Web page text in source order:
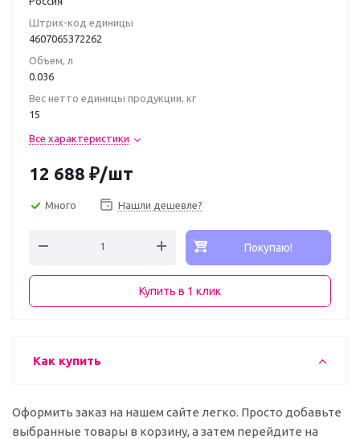
Штрих-код единицы
4607065372262
Объем, л
0.036
Вес нетто единицы продукции, кг
15
Все характеристики
12 688 ₽/шт
Много Нашли дешевле?
Покупаю!
Купить в 1 клик
Как купить
Оформить заказ на нашем сайте легко. Просто добавьте
выбранные товары в корзину, а затем перейдите на